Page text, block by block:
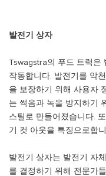
발전기 상자
Tswagstra의 푸드 트럭은
작동합니다. 발전기를 악
을 보장하기 위해 사용자
는 썩음과 녹을 방지하기
스틸로 만들어졌습니다.
기 컷 아웃을 특징으로합
발전기 상자는 발전기 자
를 결정하기 위해 전문가